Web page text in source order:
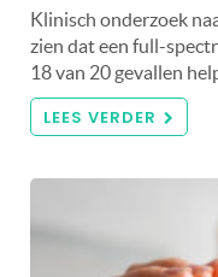
Klinisch onderzoek
zien dat een full-
18 van 20 gevallen
LEES VERDER